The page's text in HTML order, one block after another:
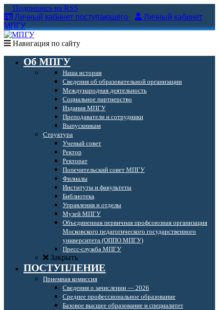
Подпишись на RSS
Личный кабинет поступающего
Личный кабинет
МПГУ
Навигация по сайту
Об МПГУ
Наша история
Сведения об образовательной организации
Международная деятельность
Социальное партнерство
Издания МПГУ
Преподаватели и сотрудники
Выпускникам
Структура
Ученый совет
Ректор
Ректорат
Попечительский совет МПГУ
Филиалы
Институты и факультеты
Библиотека
Управления и отделы
Музей МПГУ
Объединенная первичная профсоюзная организация
Московского педагогического государственного
университета (ОППО МПГУ)
Пресс-служба МПГУ
Закрыть
ПОСТУПЛЕНИЕ
Приемная комиссия
Сведения о зачислении — 2026
Среднее профессиональное образование
Базовое высшее образование и специалитет